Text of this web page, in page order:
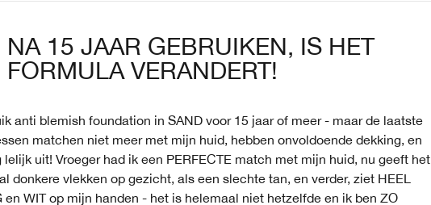
NA 15 JAAR GEBRUIKEN, IS HET
FORMULA VERANDERT!
anti blemish foundation in SAND voor 15 jaar of meer - maar de laatste
matchen niet meer met mijn huid, hebben onvoldoende dekking, en
lelijk uit! Vroeger had ik een PERFECTE match met mijn huid, nu geeft het
donkere vlekken op gezicht, als een slechte tan, en verder, ziet HEEL
en WIT op mijn handen - het is helemaal niet hetzelfde en ik ben ZO